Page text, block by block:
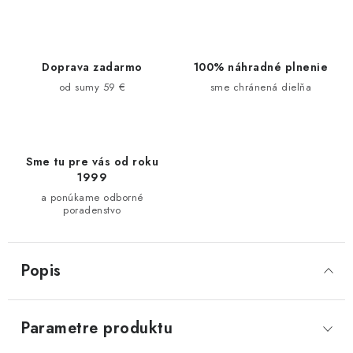
Doprava zadarmo
od sumy 59 €
100% náhradné plnenie
sme chránená dielňa
Sme tu pre vás od roku
1999
a ponúkame odborné
poradenstvo
Popis
Parametre produktu